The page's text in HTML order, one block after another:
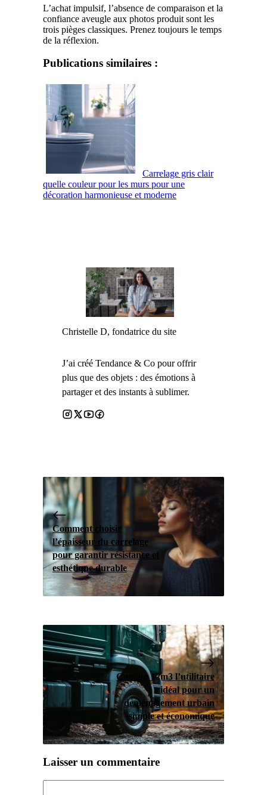
L’achat impulsif, l’absence de comparaison et la
confiance aveugle aux photos produit sont les
trois pièges classiques. Prenez toujours le temps
de la réflexion.
Publications similaires :
Carrelage gris clair
quelle couleur pour les murs pour une
décoration harmonieuse et moderne
Christelle D, fondatrice du site
J’ai créé Tendance & Co pour offrir
plus que des objets : des émotions à
partager et des instants à sublimer.
Comment choisir
l’épaisseur du carrelage
pour garantir résistance et
esthétique durable
Camion 12m3 l’utilitaire
idéal pour un
déménagement urbain
simple et économique
Laisser un commentaire